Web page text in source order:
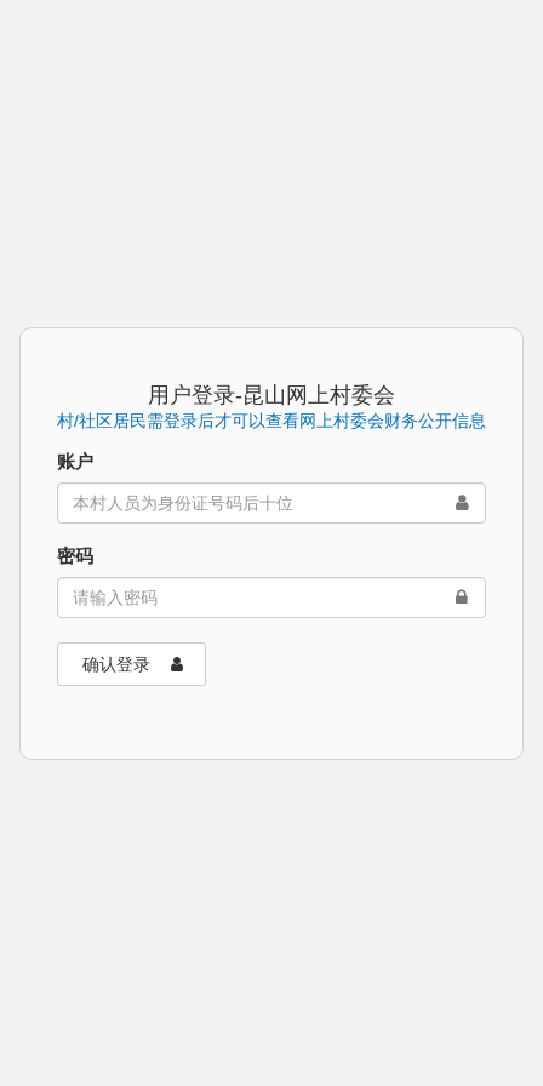
用户登录-昆山网上村委会
村/社区居民需登录后才可以查看网上村委会财务公开信息
账户
密码
确认登录